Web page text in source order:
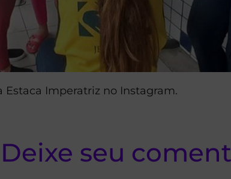
Estaca Imperatriz no Instagram.
Deixe seu